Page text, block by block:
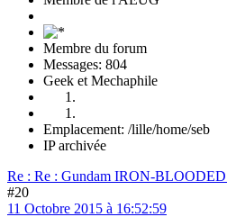
Membre du forum
Messages: 804
Geek et Mechaphile
Emplacement: /lille/home/seb
IP archivée
Re : Re : Gundam IRON-
#20
11 Octobre 2015 à 16:52:59